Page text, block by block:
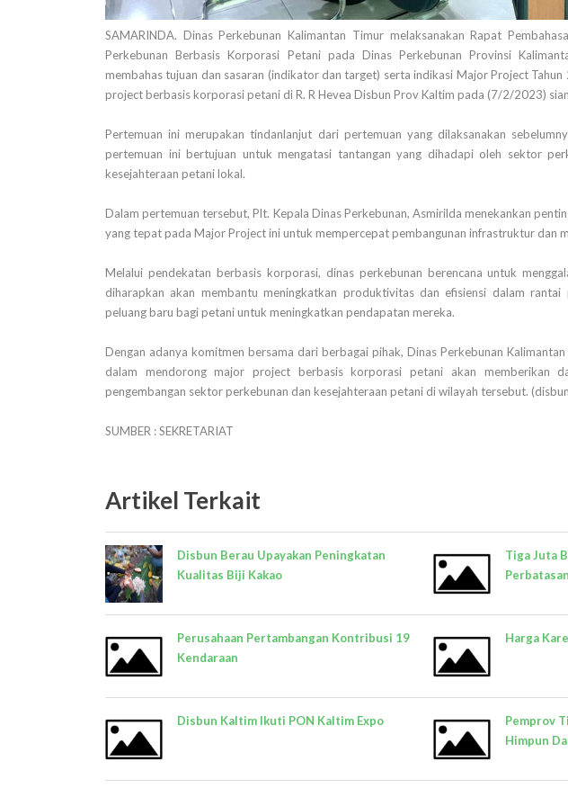
SAMARINDA. Dinas Perkebunan Kalimantan Timur melaksanakan Rapat
Perkebunan Berbasis Korporasi Petani pada Dinas Perkebunan Provinsi
membahas tujuan dan sasaran (indikator dan target) serta indikasi Major Project
project berbasis korporasi petani di R. R Hevea Disbun Prov Kaltim pada (7/2/2023)
Pertemuan ini merupakan tindanlanjut dari pertemuan yang dilaksanakan
pertemuan ini bertujuan untuk mengatasi tantangan yang dihadapi oleh sektor
kesejahteraan petani lokal.
Dalam pertemuan tersebut, Plt. Kepala Dinas Perkebunan, Asmirilda menekankan
yang tepat pada Major Project ini untuk mempercepat pembangunan infrastruktur dan
Melalui pendekatan berbasis korporasi, dinas perkebunan berencana untuk
diharapkan akan membantu meningkatkan produktivitas dan efisiensi dalam rantai
peluang baru ­bagi petani untuk meningkatkan pendapatan mereka.
Dengan adanya komitmen bersama dari berbagai pihak, Dinas Perkebunan
dalam mendorong major project berbasis korporasi petani akan memberikan
pengembangan sektor perkebunan dan kesejahteraan petani di wilayah tersebut.
SUMBER : SEKRETARIAT
Artikel Terkait
Disbun Berau Upayakan Peningkatan
Kualitas Biji Kakao
Perusahaan Pertambangan Kontribusi 19
Kendaraan
Disbun Kaltim Ikuti PON Kaltim Expo
Tiga Juta
Perbatasan
Harga
Pemprov
Himpun